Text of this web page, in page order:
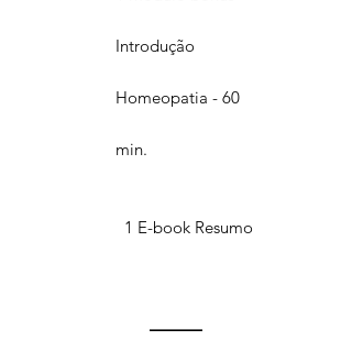
Introdução
Homeopatia - 60
min.
1 E-book Resumo